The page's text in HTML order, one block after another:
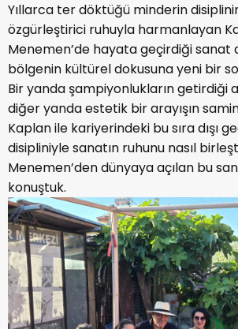
Yıllarca ter döktüğü minderin
özgürleştirici ruhuyla harmanlayan
Menemen’de hayata geçirdiği sanat
bölgenin kültürel dokusuna yeni bir
Bir yanda şampiyonlukların getirdiği
diğer yanda estetik bir arayışın
Kaplan ile kariyerindeki bu sıra dışı
disipliniyle sanatın ruhunu nasıl
Menemen’den dünyaya açılan bu
konuştuk.